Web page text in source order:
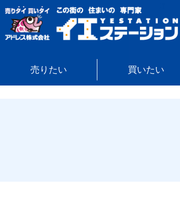
売りたい 買いたい
イエステーション » 売買実績